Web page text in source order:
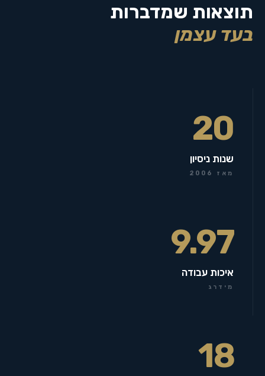
תוצאות שמדברות
בעד עצמן
20
שנות ניסיון
מאז 2006
9.97
איכות עבודה
מידרג
18